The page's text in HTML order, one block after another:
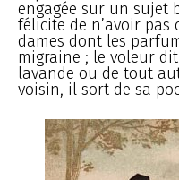
engagée sur un sujet
félicite de n’avoir pas
dames dont les
migraine ; le voleur
lavande ou de tout
voisin, il sort de sa